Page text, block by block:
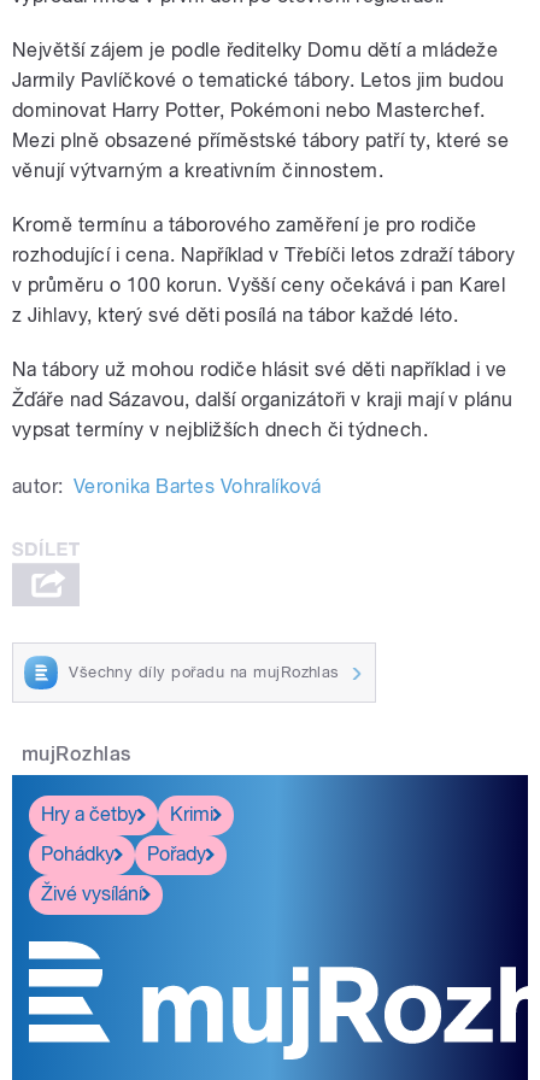
Největší zájem je podle ředitelky Domu dětí a mládeže
Jarmily Pavlíčkové o tematické tábory. Letos jim budou
dominovat Harry Potter, Pokémoni nebo Masterchef.
Mezi plně obsazené příměstské tábory patří ty, které se
věnují výtvarným a kreativním činnostem.
Kromě termínu a táborového zaměření je pro rodiče
rozhodující i cena. Například v Třebíči letos zdraží tábory
v průměru o 100 korun. Vyšší ceny očekává i pan Karel
z Jihlavy, který své děti posílá na tábor každé léto.
Na tábory už mohou rodiče hlásit své děti například i ve
Žďáře nad Sázavou, další organizátoři v kraji mají v plánu
vypsat termíny v nejbližších dnech či týdnech.
autor: Veronika Bartes Vohralíková
Všechny díly pořadu na mujRozhlas
mujRozhlas
Hry a četby
Krimi
Pohádky
Pořady
Živé vysílání